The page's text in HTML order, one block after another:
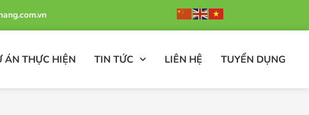
ÁN THỰC HIỆN TIN TỨC LIÊN HỆ TUYỂN DỤNG